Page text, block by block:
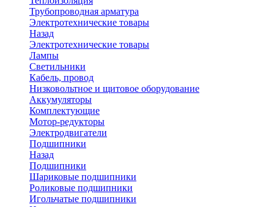
Трубопроводная арматура
Электротехнические товары
Назад
Электротехнические товары
Лампы
Светильники
Кабель, провод
Низковольтное и щитовое оборудование
Аккумуляторы
Комплектующие
Мотор-редукторы
Электродвигатели
Подшипники
Назад
Подшипники
Шариковые подшипники
Роликовые подшипники
Игольчатые подшипники